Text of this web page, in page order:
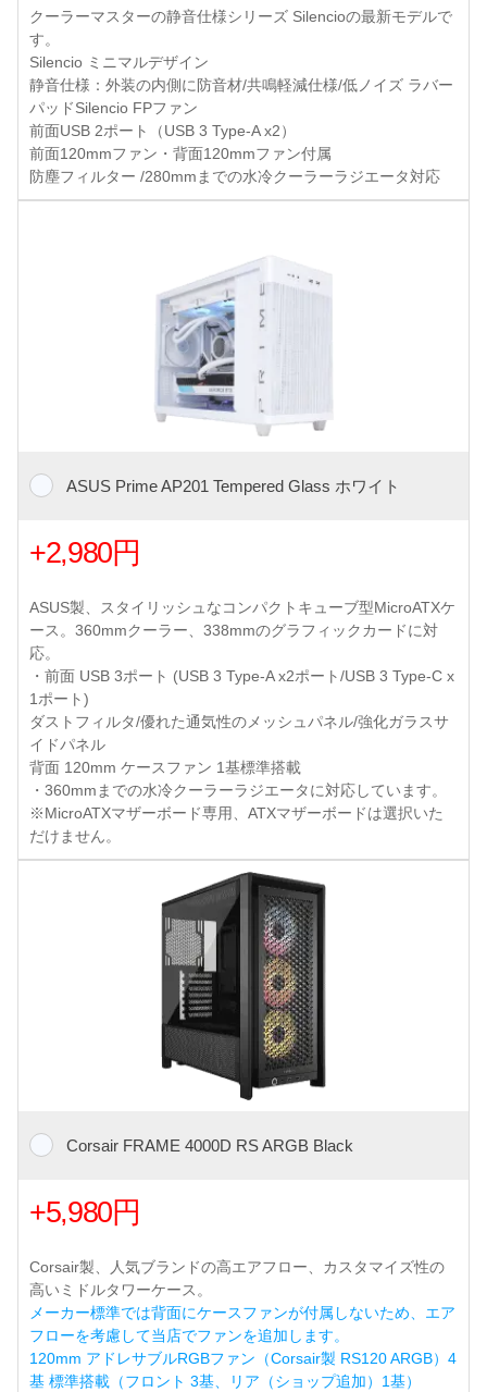
クーラーマスターの静音仕様シリーズ Silencioの最新モデルで
す。
Silencio ミニマルデザイン
静音仕様：外装の内側に防音材/共鳴軽減仕様/低ノイズ ラバー
パッドSilencio FPファン
前面USB 2ポート（USB 3 Type-A x2）
前面120mmファン・背面120mmファン付属
防塵フィルター /280mmまでの水冷クーラーラジエータ対応
ASUS Prime AP201 Tempered Glass ホワイト
+2,980円
ASUS製、スタイリッシュなコンパクトキューブ型MicroATXケ
ース。360mmクーラー、338mmのグラフィックカードに対
応。
・前面 USB 3ポート (USB 3 Type-A x2ポート/USB 3 Type-C x
1ポート)
ダストフィルタ/優れた通気性のメッシュパネル/強化ガラスサ
イドパネル
背面 120mm ケースファン 1基標準搭載
・360mmまでの水冷クーラーラジエータに対応しています。
※MicroATXマザーボード専用、ATXマザーボードは選択いた
だけません。
Corsair FRAME 4000D RS ARGB Black
+5,980円
Corsair製、人気ブランドの高エアフロー、カスタマイズ性の
高いミドルタワーケース。
メーカー標準では背面にケースファンが付属しないため、エア
フローを考慮して当店でファンを追加します。
120mm アドレサブルRGBファン（Corsair製 RS120 ARGB）4
基 標準搭載（フロント 3基、リア（ショップ追加）1基）